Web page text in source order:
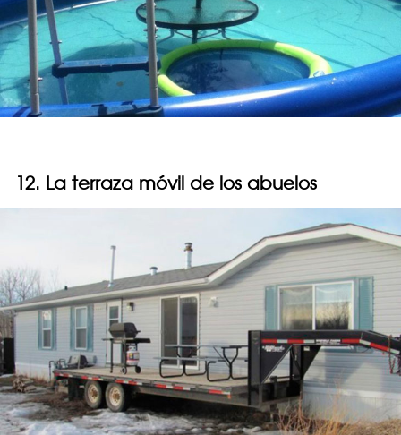
12. La terraza móvil de los abuelos